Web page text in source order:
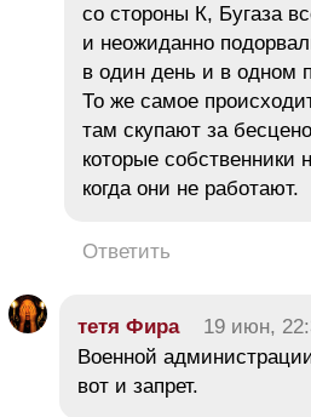
со стороны К, Бугаза
и неожиданно
в один день и в одном
То же самое
там скупают за
которые собственники
когда они не работают.
Ответить
тетя Фира 19 июн,
Военной
вот и запрет.